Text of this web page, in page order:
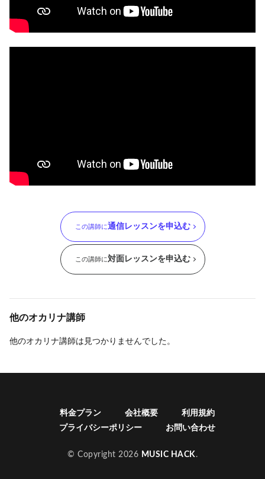
この講師に通信レッスンを申込む
この講師に対面レッスンを申込む
他のオカリナ講師
他のオカリナ講師は見つかりませんでした。
料金プラン 会社概要
利用規約
プライバシーポリシー
お問い合わせ
© Copyright 2026 MUSIC HACK.